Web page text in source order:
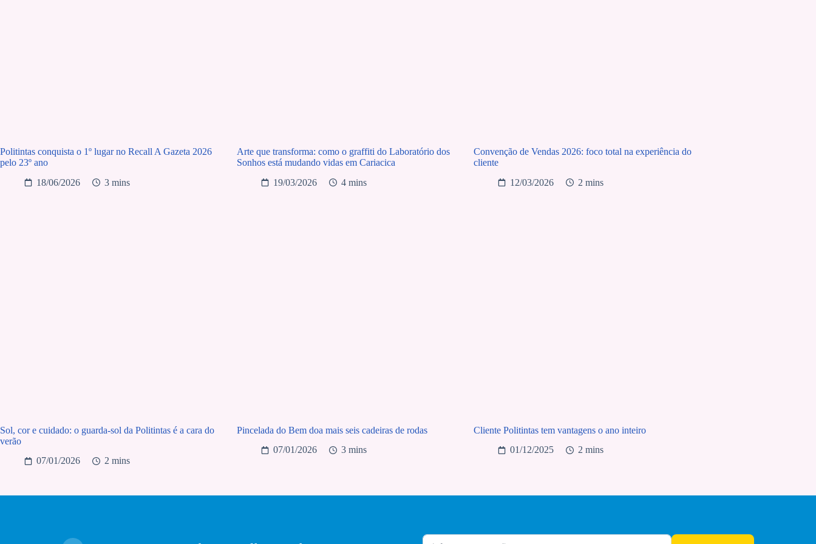
Politintas conquista o 1º lugar no Recall A Gazeta 2026
pelo 23º ano
18/06/2026
3 mins
Arte que transforma: como o graffiti do Laboratório dos
Sonhos está mudando vidas em Cariacica
19/03/2026
4 mins
Convenção de Vendas 2026: foco total na experiência do
cliente
12/03/2026
2 mins
Sol, cor e cuidado: o guarda-sol da Politintas é a cara do
verão
07/01/2026
2 mins
Pincelada do Bem doa mais seis cadeiras de rodas
07/01/2026
3 mins
Cliente Politintas tem vantagens o ano inteiro
01/12/2025
2 mins